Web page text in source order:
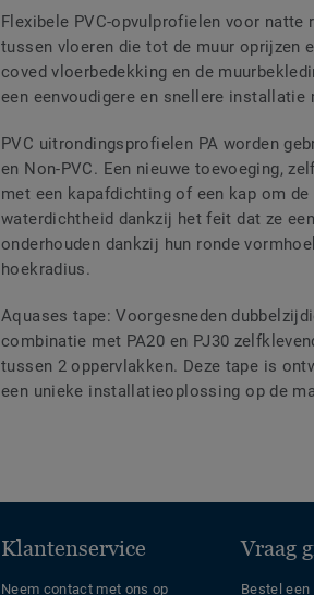
Flexibele PVC-opvulprofielen voor
tussen vloeren die tot de muur oprijzen
coved vloerbedekking en de
een eenvoudigere en snellere installatie
PVC uitrondingsprofielen PA worden
en Non-PVC. Een nieuwe toevoeging,
met een kapafdichting of een kap om
waterdichtheid dankzij het feit dat ze
onderhouden dankzij hun ronde
hoekradius.
Aquases tape: Voorgesneden
combinatie met PA20 en PJ30
tussen 2 oppervlakken. Deze tape is
een unieke installatieoplossing op de
Klantenservice
Neem contact met ons op
Vraag
Bestel een